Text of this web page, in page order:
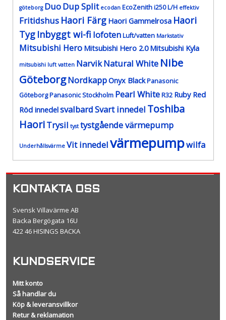
göteborg DuoDup Split ecodan EcoZenith i250 L/H effektiv
Fritidshus Haori Färg Haori Gammelrosa Haori
Tyg Inbyggt wi-fi lofotenLuft/vatten Markstativ
Mitsubishi Hero Mitsubishi Hero 2.0 Mitsubishi Kyla
mitsubishi luft vatten NarvikNatural White Nibe
GöteborgNordkappOnyx BlackPanasonic
GöteborgPanasonic Stockholm Pearl WhiteR32 Ruby Red
Röd innedelsvalbardSvart innedel Toshiba
HaoriTrysil tyst tystgående värmepump
Underhållsvärme Vit innedelvärmepumpwilfa
KONTAKTA OSS
Svensk Villavärme AB
Backa Bergögata 16U
422 46 HISINGS BACKA
KUNDSERVICE
Mitt konto
Så handlar du
Köp & leveransvillkor
Retur & reklamation